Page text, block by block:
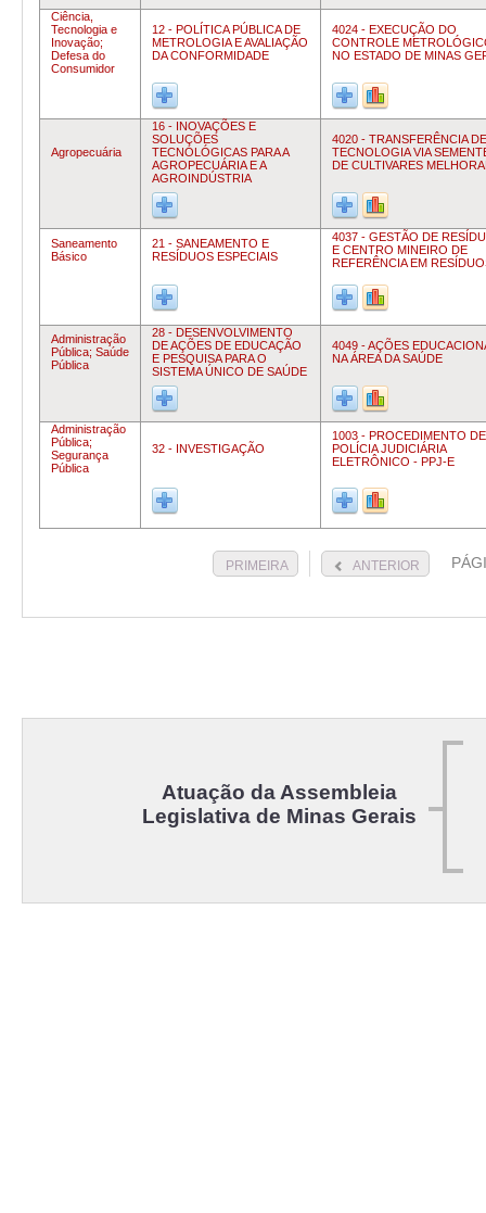
Ciência,
Tecnologia e
Inovação;
Defesa do
Consumidor
12 - POLÍTICA PÚBLICA DE
METROLOGIA E AVALIAÇÃO
DA CONFORMIDADE
4024 - EXECUÇÃO DO
CONTROLE
NO ESTADO DE MINAS
Agropecuária
16 - INOVAÇÕES E
SOLUÇÕES
TECNOLÓGICAS PARA A
AGROPECUÁRIA E A
AGROINDÚSTRIA
4020 - TRANSFERÊNCIA DE
TECNOLOGIA VIA
DE CULTIVARES
Saneamento
Básico
21 - SANEAMENTO E
RESÍDUOS ESPECIAIS
4037 - GESTÃO DE
E CENTRO MINEIRO DE
REFERÊNCIA EM
Administração
Pública; Saúde
Pública
28 - DESENVOLVIMENTO
DE AÇÕES DE EDUCAÇÃO
E PESQUISA PARA O
SISTEMA ÚNICO DE SAÚDE
4049 - AÇÕES
NA ÁREA DA SAÚDE
Administração
Pública;
Segurança
Pública
32 - INVESTIGAÇÃO
1003 - PROCEDIMENTO DE
POLÍCIA JUDICIÁRIA
ELETRÔNICO - PPJ-E
PRIMEIRA ANTERIOR
Atuação da Assembleia
Legislativa de Minas Gerais